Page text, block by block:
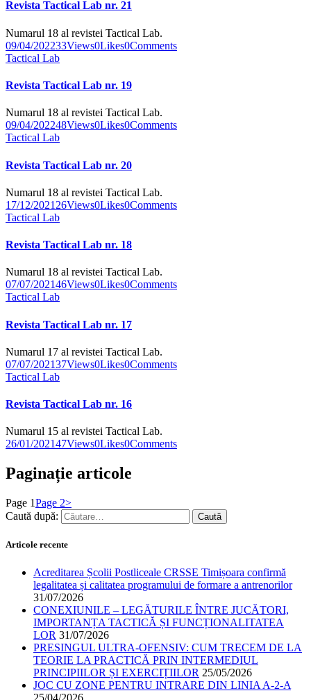
Revista Tactical Lab nr. 21
Numarul 18 al revistei Tactical Lab.
09/04/202233Views0Likes0Comments
Tactical Lab
Revista Tactical Lab nr. 19
Numarul 18 al revistei Tactical Lab.
09/04/202248Views0Likes0Comments
Tactical Lab
Revista Tactical Lab nr. 20
Numarul 18 al revistei Tactical Lab.
17/12/2021 26Views0Likes0Comments
Tactical Lab
Revista Tactical Lab nr. 18
Numarul 18 al revistei Tactical Lab.
07/07/202146Views0Likes0Comments
Tactical Lab
Revista Tactical Lab nr. 17
Numarul 17 al revistei Tactical Lab.
07/07/202137Views0Likes0Comments
Tactical Lab
Revista Tactical Lab nr. 16
Numarul 15 al revistei Tactical Lab.
26/01/202147Views0Likes0Comments
Paginație articole
Page 1Page 2>
Caută după:
Articole recente
Acreditarea Școlii Postliceale CRSSE Timișoara confirmă
legalitatea și calitatea programului de formare a antrenorilor
31/07/2026
CONEXIUNILE – LEGĂTURILE ÎNTRE JUCĂTORI,
IMPORTANȚA TACTICĂ ȘI FUNCȚIONALITATEA
LOR 31/07/2026
PRESINGUL ULTRA-OFENSIV: CUM TRECEM DE LA
TEORIE LA PRACTICĂ PRIN INTERMEDIUL
PRINCIPIILOR ȘI EXERCIȚIILOR 25/05/2026
JOC CU ZONE PENTRU INTRARE DIN LINIA A-2-A
25/04/2026